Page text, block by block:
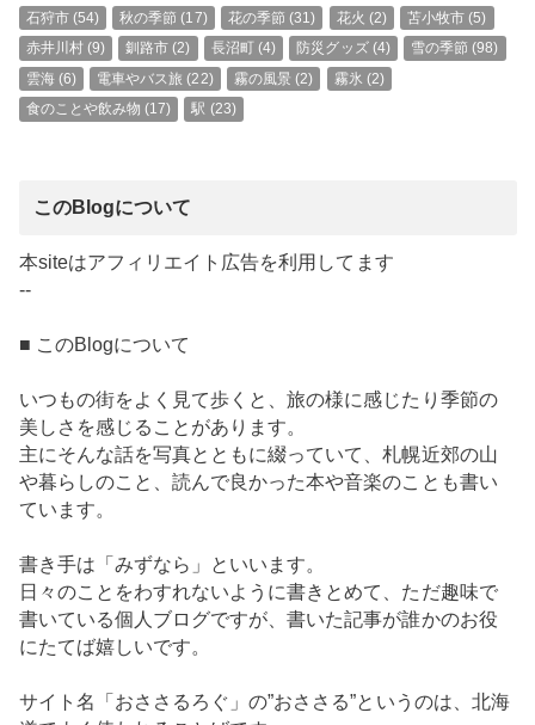
石狩市(54) 秋の季節 (17) 花の季節 (31) 花火 (2) 苫小牧市 (5)
赤井川村(9) 釧路市 (2) 長沼町(4) 防災グッズ(4) 雪の季節 (98)
雲海(6) 電車やバス旅 (22) 霧の風景 (2) 霧氷 (2)
食のことや飲み物 (17) 駅 (23)
このBlogについて
本siteはアフィリエイト広告を利用してます
--
■ このBlogについて
いつもの街をよく見て歩くと、旅の様に感じたり季節の
美しさを感じることがあります。
主にそんな話を写真とともに綴っていて、札幌近郊の山
や暮らしのこと、読んで良かった本や音楽のことも書い
ています。
書き手は「みずなら」といいます。
日々のことをわすれないように書きとめて、ただ趣味で
書いている個人ブログですが、書いた記事が誰かのお役
にたてば嬉しいです。
サイト名「おささるろぐ」の”おささる”というのは、北海